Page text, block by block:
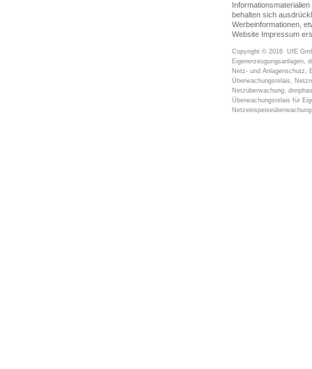
behalten sich
Werbeinformationen,
Website Impressum
Copyright © 2016 UfE
Eigenerzeugungsanlagen,
Netz- und Anlagenschutz,
Überwachungsrelais,
Netzüberwachung,
Überwachungsrelais für